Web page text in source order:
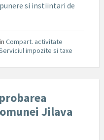
si instiintari de
in Compart. activitate
impozite si taxe
Jilava